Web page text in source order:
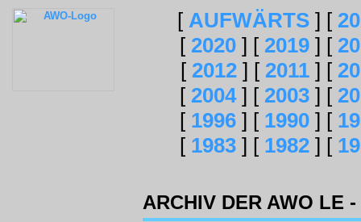
[ AUFWÄRTS ] [
[ 2020 ] [ 2019 ] [
[ 2012 ] [ 2011 ] [
[ 2004] [ 2003 ] [
[ 1996 ] [ 1990 ] [
[ 1983 ] [ 1982 ] [
ARCHIV DER AWO LE -